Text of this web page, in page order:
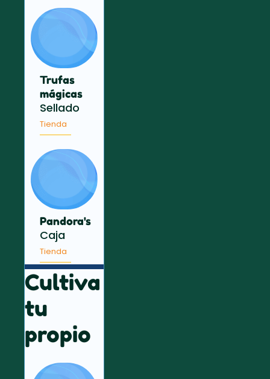
Trufas
mágicas
Sellado
Tienda
Pandora's
Caja
Tienda
Cultiva
tu
propio